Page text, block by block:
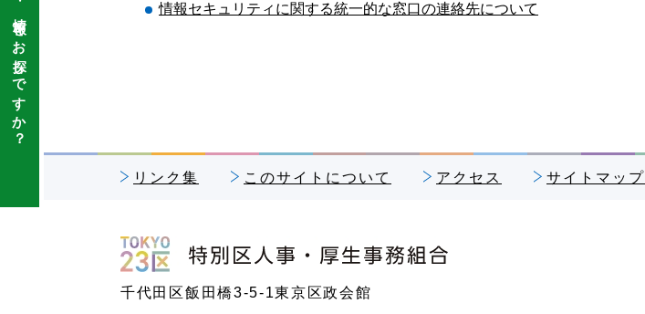
情報をお探しですか？
情報セキュリティに関する統一的な窓口の連絡先について
リンク集 このサイトについて アクセス サイトマップ
特別区人事・厚生事務組合
千代田区飯田橋3-5-1東京区政会館